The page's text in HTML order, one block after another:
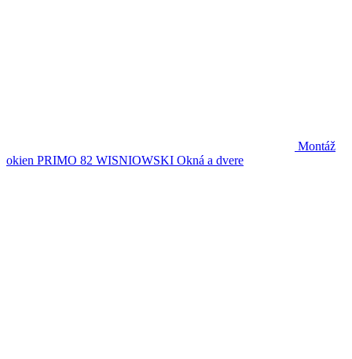
Montáž
okien PRIMO 82 WISNIOWSKI Okná a dvere